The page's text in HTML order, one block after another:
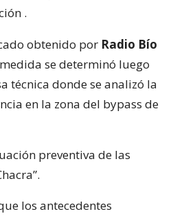
.
obtenido por Radio Bío
se determinó luego
técnica donde se analizó la
en la zona del bypass de
preventiva de las
los antecedentes